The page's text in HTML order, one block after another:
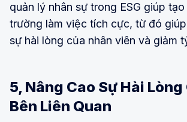
quản lý nhân sự trong ESG giúp
trường làm việc tích cực, từ đó
sự hài lòng của nhân viên và giảm
5, Nâng Cao Sự Hài
Bên Liên Quan